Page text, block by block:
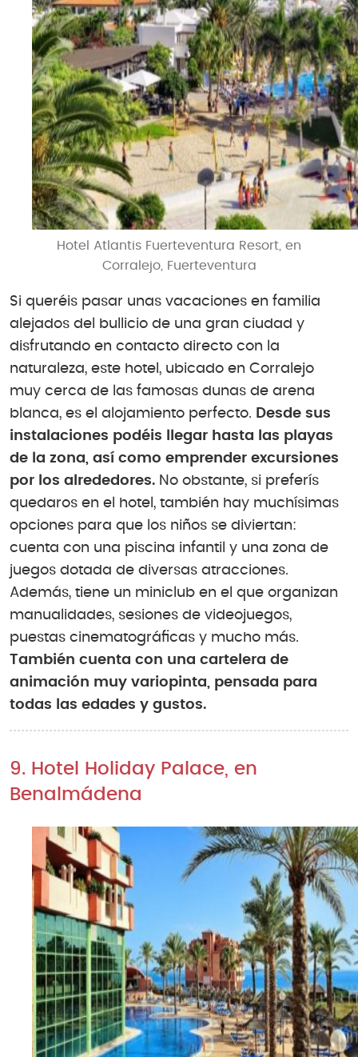
Hotel Atlantis Fuerteventura Resort, en
Corralejo, Fuerteventura
Si queréis pasar unas vacaciones en familia
alejados del bullicio de una gran ciudad y
disfrutando en contacto directo con la
naturaleza, este hotel, ubicado en Corralejo
muy cerca de las famosas dunas de arena
blanca, es el alojamiento perfecto. Desde sus
instalaciones podéis llegar hasta las playas
de la zona, así como emprender excursiones
por los alrededores. No obstante, si preferís
quedaros en el hotel, también hay muchísimas
opciones para que los niños se diviertan:
cuenta con una piscina infantil y una zona de
juegos dotada de diversas atracciones.
Además, tiene un miniclub en el que organizan
manualidades, sesiones de videojuegos,
puestas cinematográficas y mucho más.
También cuenta con una cartelera de
animación muy variopinta, pensada para
todas las edades y gustos.
9. Hotel Holiday Palace, en
Benalmádena